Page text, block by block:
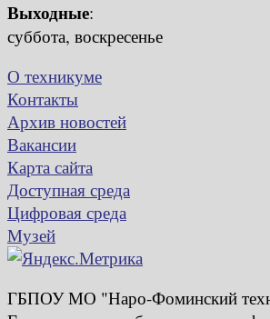
Выходные:
суббота, воскресенье
О техникуме
Контакты
Архив новостей
Вакансии
Карта сайта
Доступная среда
Цифровая среда
Музей
ГБПОУ МО "Наро-Фоминский